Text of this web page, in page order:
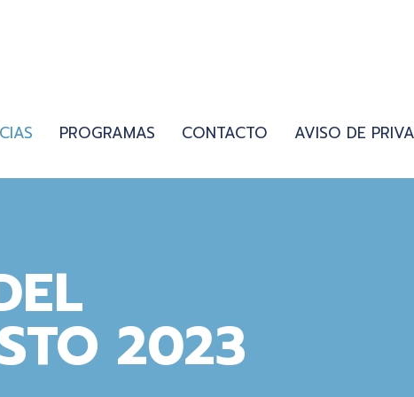
PROGRAMAS CONTACTO AVISO DE
2023